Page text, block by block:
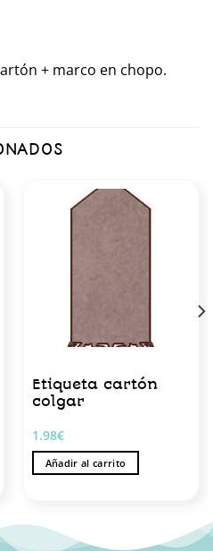
+ marco en chopo.
Etiqueta cartón
colgar
1.98€
Añadir al carrito